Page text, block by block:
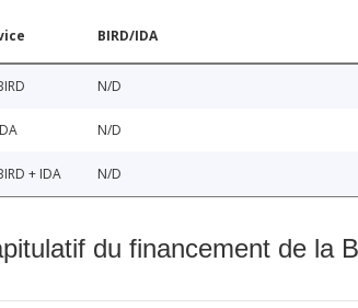
BIRD/IDA
N/D
N/D
+ IDA N/D
du financement de la